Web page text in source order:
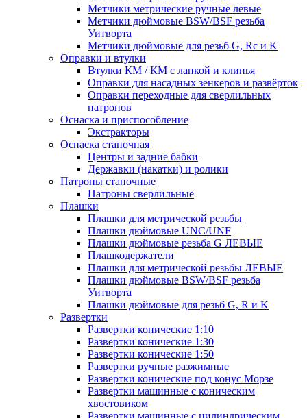
Метчики метрические ручные левые
Метчики дюймовые BSW/BSF резьба
Уитворта
Метчики дюймовые для резьб G, Rc и K
Оправки и втулки
Втулки КМ / КМ с лапкой и клинья
Оправки для насадных зенкеров и развёрток
Оправки переходные для сверлильных
патронов
Оснаска и приспособление
Экстракторы
Оснаска станочная
Центры и задние бабки
Державки (накатки) и ролики
Патроны станочные
Патроны сверлильные
Плашки
Плашки для метрической резьбы
Плашки дюймовые UNC/UNF
Плашки дюймовые резьба G ЛЕВЫЕ
Плашкодержатели
Плашки для метрической резьбы ЛЕВЫЕ
Плашки дюймовые BSW/BSF резьба
Уитворта
Плашки дюймовые для резьб G, R и K
Развертки
Развертки конические 1:10
Развертки конические 1:30
Развертки конические 1:50
Развертки ручные разжимные
Развертки конические под конус Морзе
Развертки машинные с коническим
хвостовиком
Развертки машинные с цилиндрическим